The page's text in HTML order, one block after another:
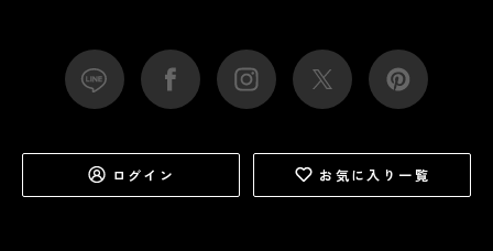
ログイン お気に入り一覧